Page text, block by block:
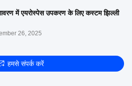
में एयरोस्पेस उपकरण के लिए कस्टम झिल्ली
26, 2025
हमसे संपर्क करें